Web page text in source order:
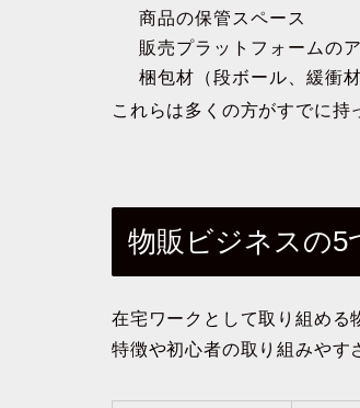
商品の保管スペース
販売プラットフォームの
梱包材（段ボール、緩衝材
これらは多くの方がすでに持
物販ビジネスの5
在宅ワークとして取り組める
特徴や初心者の取り組みやす